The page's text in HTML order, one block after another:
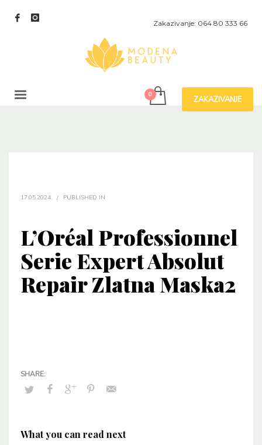
Zakazivanje: 064 80 333 66
ZAKAZIVANJE
17.05.2024. / PUBLISHED IN
L’Oréal Professionnel
Serie Expert Absolut
Repair Zlatna Maska2
What you can read next